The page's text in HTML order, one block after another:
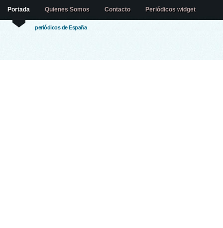
periódicos de España
Portada Quienes Somos Contacto Periódicos widget